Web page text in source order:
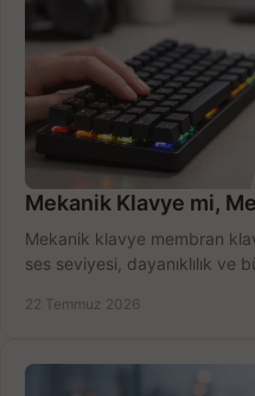
Mekanik Klavye mi,
Mekanik klavye membran
ses seviyesi, dayanıklılık
22 Temmuz 2026